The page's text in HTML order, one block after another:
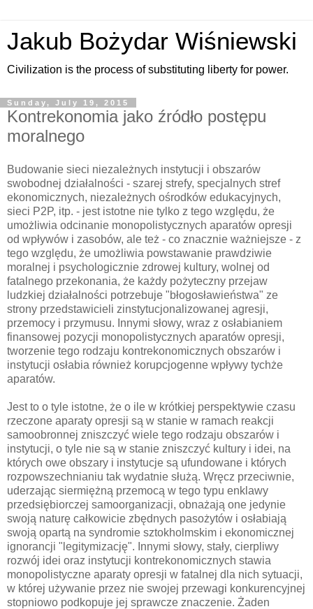
Jakub Bożydar Wiśniewski
Civilization is the process of substituting liberty for power.
Sunday, July 19, 2015
Kontrekonomia jako źródło postępu
moralnego
Budowanie sieci niezależnych instytucji i obszarów
swobodnej działalności - szarej strefy, specjalnych stref
ekonomicznych, niezależnych ośrodków edukacyjnych,
sieci P2P, itp. - jest istotne nie tylko z tego względu, że
umożliwia odcinanie monopolistycznych aparatów opresji
od wpływów i zasobów, ale też - co znacznie ważniejsze - z
tego względu, że umożliwia powstawanie prawdziwie
moralnej i psychologicznie zdrowej kultury, wolnej od
fatalnego przekonania, że każdy pożyteczny przejaw
ludzkiej działalności potrzebuje "błogosławieństwa" ze
strony przedstawicieli zinstytucjonalizowanej agresji,
przemocy i przymusu. Innymi słowy, wraz z osłabianiem
finansowej pozycji monopolistycznych aparatów opresji,
tworzenie tego rodzaju kontrekonomicznych obszarów i
instytucji osłabia również korupcjogenne wpływy tychże
aparatów.
Jest to o tyle istotne, że o ile w krótkiej perspektywie czasu
rzeczone aparaty opresji są w stanie w ramach reakcji
samoobronnej zniszczyć wiele tego rodzaju obszarów i
instytucji, o tyle nie są w stanie zniszczyć kultury i idei, na
których owe obszary i instytucje są ufundowane i których
rozpowszechnianiu tak wydatnie służą. Wręcz przeciwnie,
uderzając siermiężną przemocą w tego typu enklawy
przedsiębiorczej samoorganizacji, obnażają one jedynie
swoją naturę całkowicie zbędnych pasożytów i osłabiają
swoją opartą na syndromie sztokholmskim i ekonomicznej
ignorancji "legitymizację". Innymi słowy, stały, cierpliwy
rozwój idei oraz instytucji kontrekonomicznych stawia
monopolistyczne aparaty opresji w fatalnej dla nich sytuacji,
w której używanie przez nie swojej przewagi konkurencyjnej
stopniowo podkopuje jej sprawcze znaczenie. Żaden